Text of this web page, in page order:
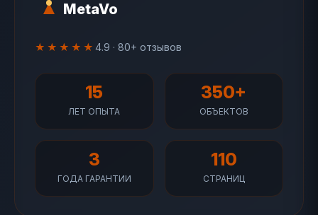
MetaVo
★★★★★ 4.9 · 80+ отзывов
15
ЛЕТ ОПЫТА
350+
ОБЪЕКТОВ
3
ГОДА ГАРАНТИИ
110
СТРАНИЦ